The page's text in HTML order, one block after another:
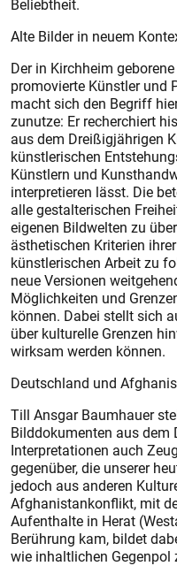
Beliebtheit.
Alte Bilder in neuem
Der in Kirchheim
promovierte Künstler und
macht sich den Begriff
zunutze: Er recherchiert
aus dem Dreißigjährigen
künstlerischen
Künstlern und
interpretieren lässt. Die
alle gestalterischen
eigenen Bildwelten zu
ästhetischen Kriterien
künstlerischen Arbeit zu
neue Versionen
Möglichkeiten und
können. Dabei stellt sich
über kulturelle Grenzen
wirksam werden können.
Deutschland und
Till Ansgar Baumhauer
Bilddokumenten aus dem
Interpretationen auch
gegenüber, die unserer
jedoch aus anderen
Afghanistankonflikt, mit
Aufenthalte in Herat
Berührung kam, bildet
wie inhaltlichen